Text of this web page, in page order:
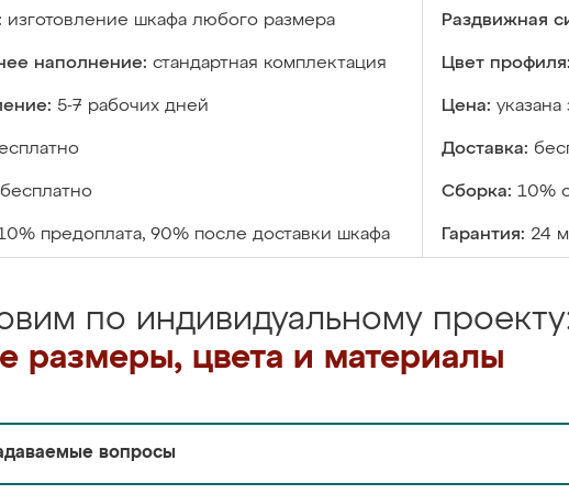
изготовление шкафа любого размера Раздвижная
наполнение: стандартная комплектация Цвет профиля:
5-7 рабочих дней Цена:
Доставка:
бесплатно Сборка: 10%
предоплата, 90% после доставки шкафа Гарантия: 24
по индивидуальному
размеры, цвета и материалы
вопросы